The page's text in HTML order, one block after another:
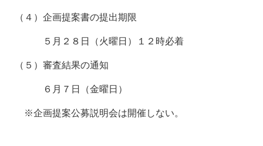
（４）企画提案書の提出期限
５月２８日（火曜日）１２時必着
（５）審査結果の通知
６月７日（金曜日）
※企画提案公募説明会は開催しない。